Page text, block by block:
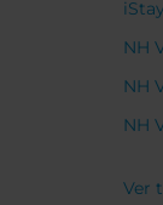
NH
NH
NH
Ver